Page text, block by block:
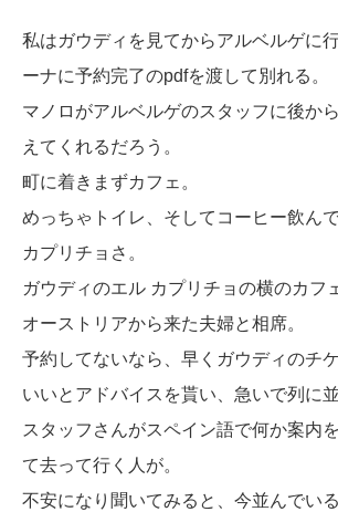
私はガウディを見てからアルベルゲに
ーナに予約完了のpdfを渡して別れる。
マノロがアルベルゲのスタッフに後か
えてくれるだろう。
町に着きまずカフェ。
めっちゃトイレ、そしてコーヒー飲ん
カプリチョさ。
ガウディのエル カプリチョの横のカフ
オーストリアから来た夫婦と相席。
予約してないなら、早くガウディのチ
いいとアドバイスを貰い、急いで列に並
スタッフさんがスペイン語で何か案内
て去って行く人が。
不安になり聞いてみると、今並んでい